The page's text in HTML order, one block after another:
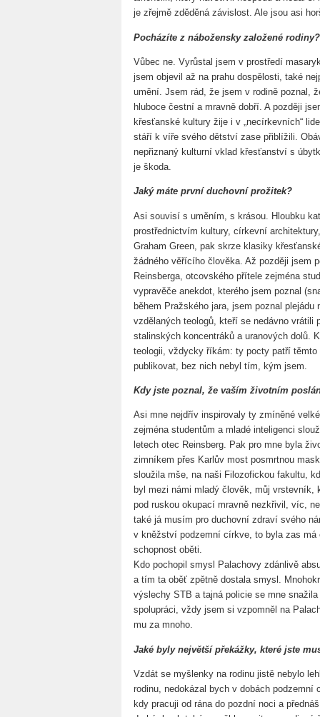
je zřejmě zděděná závislost. Ale jsou asi
Pocházíte z nábožensky založené rodiny?
Vůbec ne. Vyrůstal jsem v prostředí
jsem objevil až na prahu dospělosti, také
umění. Jsem rád, že jsem v rodině poznal,
hluboce čestní a mravně dobří. A později
křesťanské kultury žije i v „necírkevních“
stáří k víře svého dětství zase přiblížili.
nepřiznaný kulturní vklad křesťanství s
je škoda.
Jaký máte první duchovní prožitek?
Asi souvisí s uměním, s krásou. Hloubku
prostřednictvím kultury, církevní
Graham Green, pak skrze klasiky
žádného věřícího člověka. Až později jsem
Reinsberga, otcovského přítele zejména
vypravěče anekdot, kterého jsem poznal
během Pražského jara, jsem poznal
vzdělaných teologů, kteří se nedávno
stalinských koncentráků a uranových dolů.
teologii, vždycky říkám: ty pocty patří
publikovat, bez nich nebyl tím, kým jsem.
Kdy jste poznal, že vaším životním
Asi mne nejdřív inspirovaly ty zmíněné
zejména studentům a mladé inteligenci
letech otec Reinsberg. Pak pro mne byla
zimníkem přes Karlův most posmrtnou
sloužila mše, na naši Filozofickou fakultu,
byl mezi námi mladý člověk, můj vrstevník,
pod ruskou okupací mravně nezkřivil, víc,
také já musím pro duchovní zdraví svého
v kněžství podzemní církve, to byla zas
schopnost oběti.
Kdo pochopil smysl Palachovy zdánlivě
a tím ta oběť zpětně dostala smysl.
výslechy STB a tajná policie se mne
spolupráci, vždy jsem si vzpomněl na
mu za mnoho.
Jaké byly největší překážky, které jste
Vzdát se myšlenky na rodinu jistě nebylo
rodinu, nedokázal bych v dobách
kdy pracuji od rána do pozdní noci a